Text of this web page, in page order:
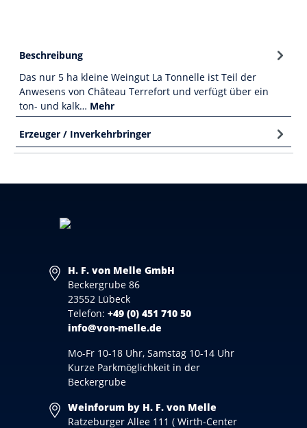
Beschreibung
Das nur 5 ha kleine Weingut La Tonnelle ist Teil der
Anwesens von Château Terrefort und verfügt über ein
ton- und kalk… Mehr
Erzeuger / Inverkehrbringer
H. F. von Melle GmbH
Beckergrube 86
23552 Lübeck
Telefon: +49 (0) 451 710 50
info@von-melle.de
Mo-Fr 10-18 Uhr, Samstag 10-14 Uhr
Kurze Parkmöglichkeit in der
Beckergrube
Weinforum by H. F. von Melle
Ratzeburger Allee 111 ( Wirth-Center